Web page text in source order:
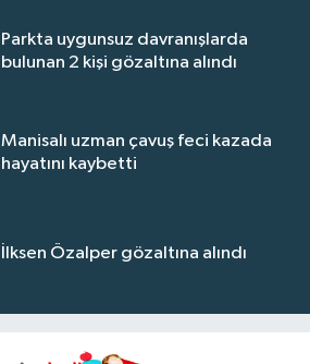
Parkta uygunsuz davranışlarda
bulunan 2 kişi gözaltına alındı
Manisalı uzman çavuş feci kazada
hayatını kaybetti
İlksen Özalper gözaltına alındı